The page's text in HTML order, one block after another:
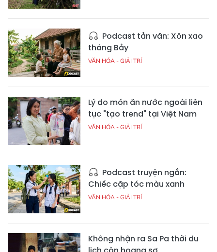
Podcast tản văn: Xôn xao
tháng Bảy
VĂN HÓA - GIẢI TRÍ
Lý do món ăn nước ngoài liên
tục "tạo trend" tại Việt Nam
VĂN HÓA - GIẢI TRÍ
Podcast truyện ngắn:
Chiếc cặp tóc màu xanh
VĂN HÓA - GIẢI TRÍ
Không nhận ra Sa Pa thời du